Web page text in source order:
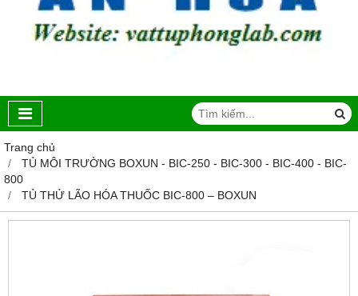
Trang chủ
TỦ MÔI TRƯỜNG BOXUN - BIC-250 - BIC-300 - BIC-400 - BIC-
800
TỦ THỬ LÃO HÓA THUỐC BIC-800 – BOXUN